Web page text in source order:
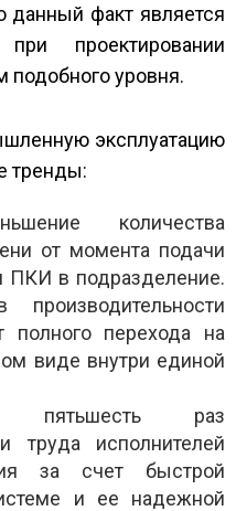
данный факт является
проектировании
уровня.
эксплуатацию
тренды:
количества
от момента подачи
ПКИ в подразделение.
полного перехода на
виде внутри единой
пять­шесть раз
труда исполнителей
за счет быстрой
и ее надежной